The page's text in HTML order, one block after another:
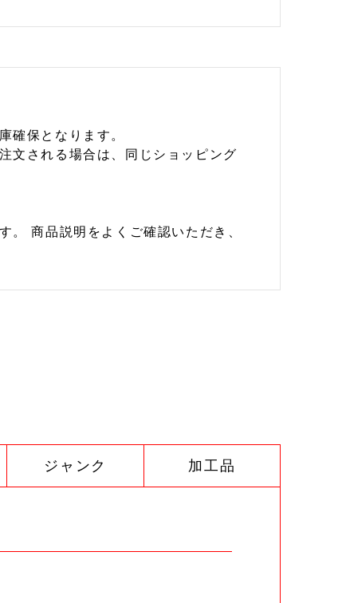
確保となります。
文される場合は、同じショッピング
。 商品説明をよくご確認いただき、
ジャンク 加工品